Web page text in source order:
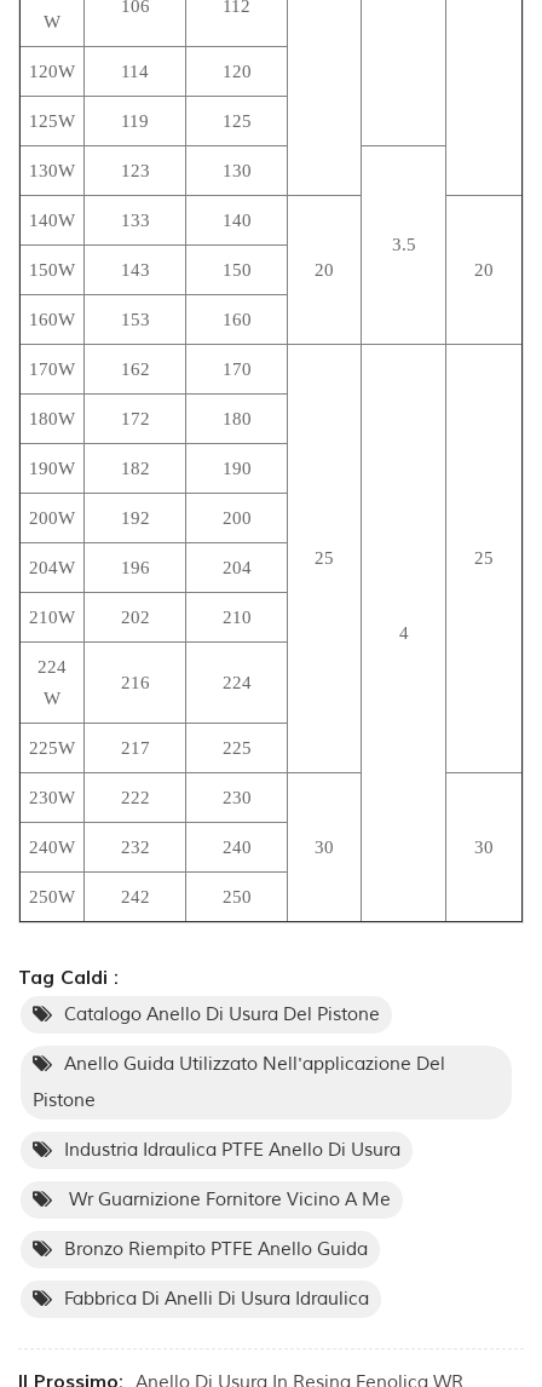
W
106 112
120W 114 120
125W 119 125
130W 123 130
3.5
140W 133 140
20 20
150W 143 150
160W 153 160
170W 162 170
25
4
25
180W 172 180
190W 182 190
200W 192 200
204W 196 204
210W 202 210
224
W
216 224
225W 217 225
230W 222 230
30 30
240W 232 240
250W 242 250
Tag Caldi :
Catalogo Anello Di Usura Del Pistone
Anello Guida Utilizzato Nell'applicazione Del
Pistone
Industria Idraulica PTFE Anello Di Usura
Wr Guarnizione Fornitore Vicino A Me
Bronzo Riempito PTFE Anello Guida
Fabbrica Di Anelli Di Usura Idraulica
Il Prossimo: Anello Di Usura In Resina Fenolica WR